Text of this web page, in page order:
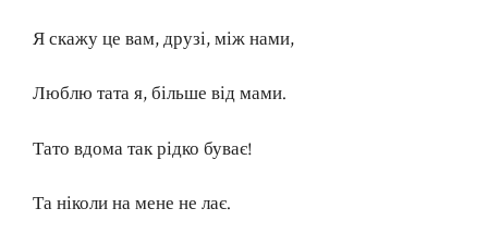
Я скажу це вам, друзі, між нами,
Люблю тата я, більше від мами.
Тато вдома так рідко буває!
Та ніколи на мене не лає.